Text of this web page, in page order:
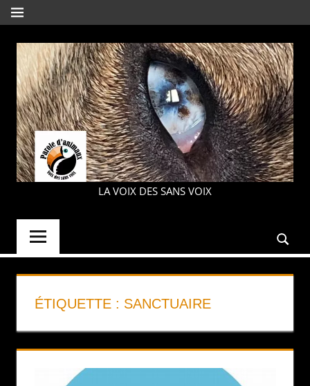
Aller
au
contenu
MENU
PAROLE
LA VOIX DES SANS VOIX
ÉTIQUETTE : SANCTUAIRE